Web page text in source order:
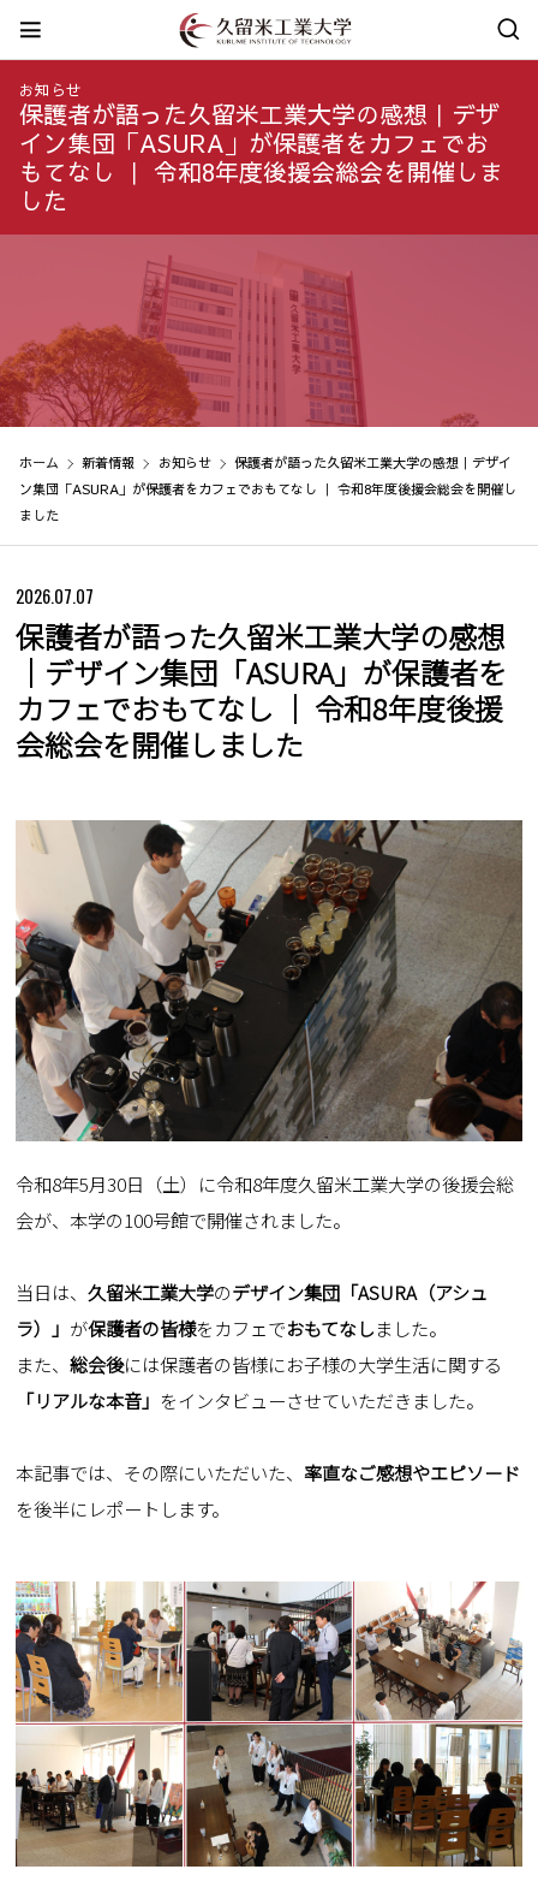
お知らせ
保護者が語った久留米工業大学の感想｜デザ
イン集団「ASURA」が保護者をカフェでお
もてなし ｜ 令和8年度後援会総会を開催しま
した
ホーム 新着情報 お知らせ
保護者が語った久留米工業大学の感想｜デザイ
ン集団「ASURA」が保護者をカフェでおもてなし ｜ 令和8年度後援会総会を開催し
ました
2026.07.07
保護者が語った久留米工業大学の感想
｜デザイン集団「ASURA」が保護者を
カフェでおもてなし ｜ 令和8年度後援
会総会を開催しました
令和8年5月30日（土）に令和8年度久留米工業大学の後援会総
会が、本学の100号館で開催されました。
当日は、久留米工業大学のデザイン集団「ASURA（アシュ
ラ）」 が保護者の皆様をカフェでおもてなしました。
また、総会後には保護者の皆様にお子様の大学生活に関する
「リアルな本音」 をインタビューさせていただきました。
本記事では、その際にいただいた、率直なご感想やエピソード
を後半にレポートします。